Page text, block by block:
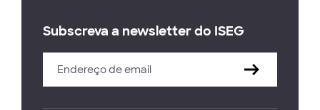
Subscreva a newsletter do ISEG